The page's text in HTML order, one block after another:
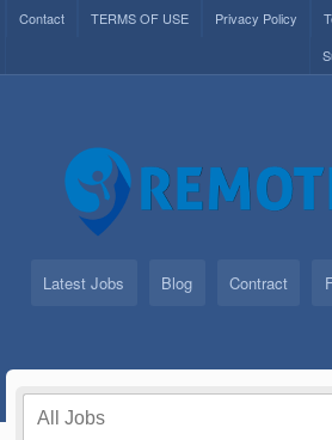
Contact TERMS OF USE Privacy Policy
Latest Jobs Blog Contract